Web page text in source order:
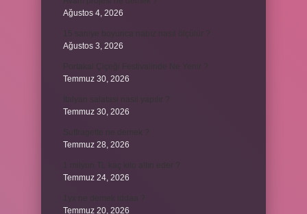
Ağustos 4, 2026
Ağustos 3, 2026
Temmuz 30, 2026
Temmuz 30, 2026
Temmuz 28, 2026
Temmuz 24, 2026
Temmuz 20, 2026